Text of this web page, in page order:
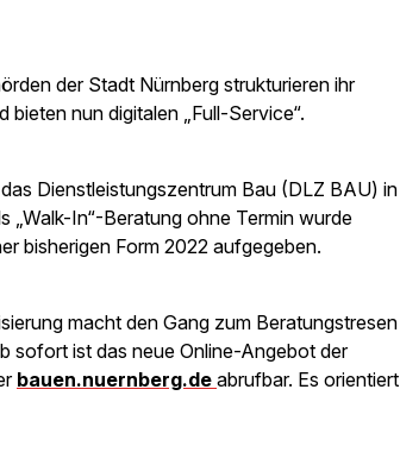
der Stadt Nürnberg strukturieren ihr
bieten nun digitalen „Full-Service“.
Dienstleistungszentrum Bau (DLZ BAU) in
„Walk-In“-Beratung ohne Termin wurde
bisherigen Form 2022 aufgegeben.
macht den Gang zum Beratungstresen
sofort ist das neue Online-Angebot der
bauen.nuernberg.de abrufbar. Es orientiert